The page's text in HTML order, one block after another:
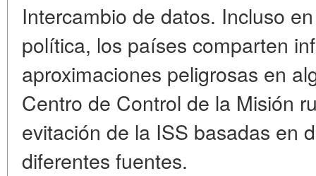
Intercambio de datos. Incluso
política, los países comparten
aproximaciones peligrosas en
Centro de Control de la Misión
evitación de la ISS basadas en
diferentes fuentes.